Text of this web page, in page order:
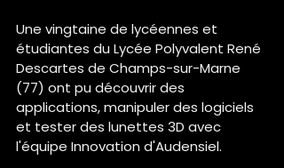
Une vingtaine de lycéennes et
étudiantes du Lycée Polyvalent René
Descartes de Champs-sur-Marne
(77) ont pu découvrir des
applications, manipuler des logiciels
et tester des lunettes 3D avec
l'équipe Innovation d'Audensiel.